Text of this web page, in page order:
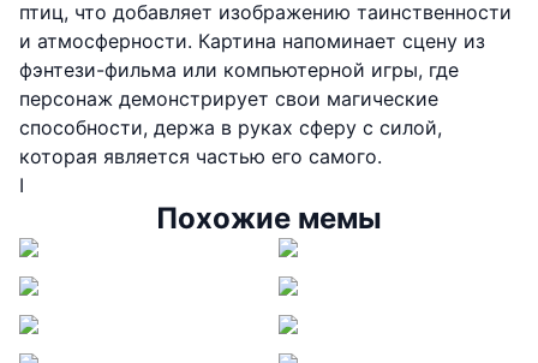
птиц, что добавляет изображению таинственности
и атмосферности. Картина напоминает сцену из
фэнтези-фильма или компьютерной игры, где
персонаж демонстрирует свои магические
способности, держа в руках сферу с силой,
которая является частью его самого.
I
Похожие мемы